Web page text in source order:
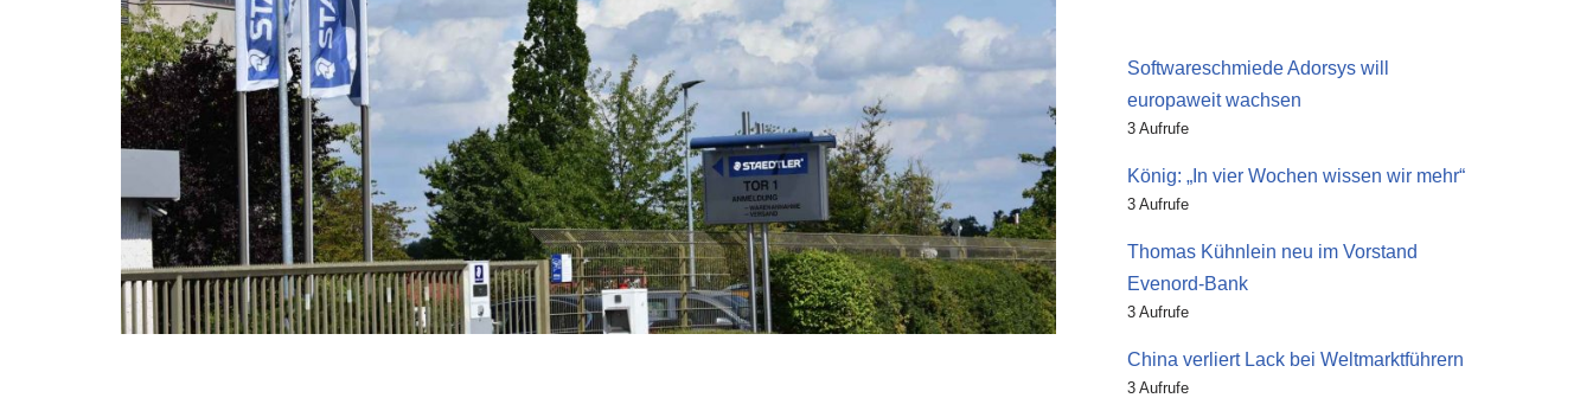
Softwareschmiede Adorsys will
europaweit wachsen
3 Aufrufe
König: „In vier Wochen wissen wir mehr“
3 Aufrufe
Thomas Kühnlein neu im Vorstand
Evenord-Bank
3 Aufrufe
China verliert Lack bei Weltmarktführern
3 Aufrufe